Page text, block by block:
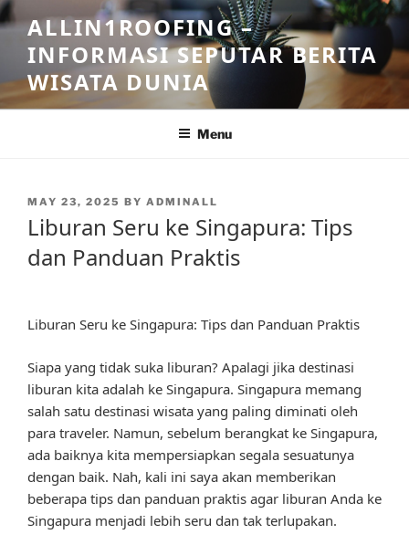
Skip
to
content
ALLIN1ROOFING –
INFORMASI SEPUTAR BERITA
WISATA DUNIA
Menu
POSTED
ON
MAY 23, 2025 BY ADMINALL
Liburan Seru ke Singapura: Tips
dan Panduan Praktis
Liburan Seru ke Singapura: Tips dan Panduan Praktis
Siapa yang tidak suka liburan? Apalagi jika destinasi
liburan kita adalah ke Singapura. Singapura memang
salah satu destinasi wisata yang paling diminati oleh
para traveler. Namun, sebelum berangkat ke Singapura,
ada baiknya kita mempersiapkan segala sesuatunya
dengan baik. Nah, kali ini saya akan memberikan
beberapa tips dan panduan praktis agar liburan Anda ke
Singapura menjadi lebih seru dan tak terlupakan.